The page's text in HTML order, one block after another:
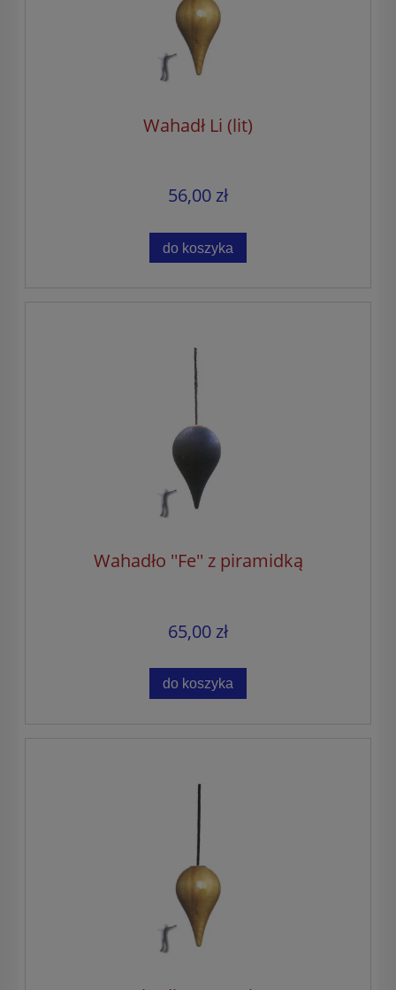
Wahadł Li (lit)
56,00 zł
do koszyka
Wahadło ''Fe'' z piramidką
65,00 zł
do koszyka